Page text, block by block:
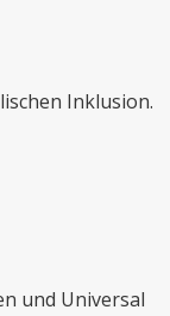
Inklusion.
und Universal